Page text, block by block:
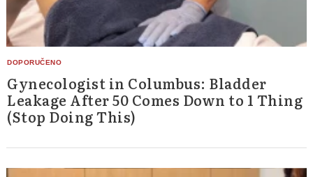
Gynecologist in Columbus: Bladder
Leakage After 50 Comes Down to 1 Thing
(Stop Doing This)